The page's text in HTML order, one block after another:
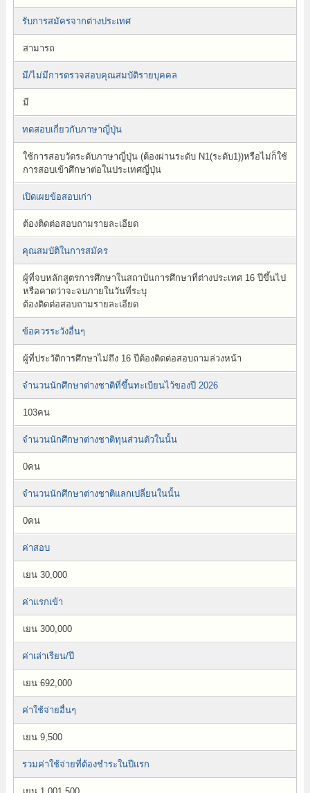
รับการสมัครจากต่างประเทศ
สามารถ
มี/ไม่มีการตรวจสอบคุณสมบัติรายบุคคล
มี
ทดสอบเกี่ยวกับภาษาญี่ปุ่น
ใช้การสอบวัดระดับภาษาญี่ปุ่น (ต้องผ่านระดับ N1(ระดับ1))หรือไม่ก็ใช้
การสอบเข้าศึกษาต่อในประเทศญี่ปุ่น
เปิดเผยข้อสอบเก่า
ต้องติดต่อสอบถามรายละเอียด
คุณสมบัติในการสมัคร
ผู้ที่จบหลักสูตรการศึกษาในสถาบันการศึกษาที่ต่างประเทศ 16 ปีขึ้นไป
หรือคาดว่าจะจบภายในวันที่ระบุ
ต้องติดต่อสอบถามรายละเอียด
ข้อควรระวังอื่นๆ
ผู้ที่ประวัติการศึกษาไม่ถึง 16 ปีต้องติดต่อสอบถามล่วงหน้า
จำนวนนักศึกษาต่างชาติที่ขึ้นทะเบียนไว้ของปี 2026
103คน
จำนวนนักศึกษาต่างชาติทุนส่วนตัวในนั้น
0คน
จำนวนนักศึกษาต่างชาติแลกเปลี่ยนในนั้น
0คน
ค่าสอบ
เยน 30,000
ค่าแรกเข้า
เยน 300,000
ค่าเล่าเรียน/ปี
เยน 692,000
ค่าใช้จ่ายอื่นๆ
เยน 9,500
รวมค่าใช้จ่ายที่ต้องชำระในปีแรก